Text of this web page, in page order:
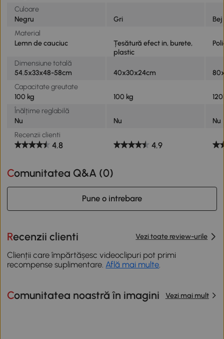
Culoare
Negru
Gri
Bej
Material
Lemn de cauciuc
Țesătură efect in, burete,
plastic
Dimensiune totală
54.5x33x48-58cm
40x30x24cm
Capacitate greutate
100 kg
100 kg
Înălțime reglabilă
Nu
Nu
Nu
Recenzii clienti
4.8 4.9
Comunitatea Q&A (0)
Pune o intrebare
Recenzii clienti Vezi toate review-urile
Clienții care împărtășesc videoclipuri pot primi
recompense suplimentare. Află mai multe.
Comunitatea noastră în imagini Vezi mai mult